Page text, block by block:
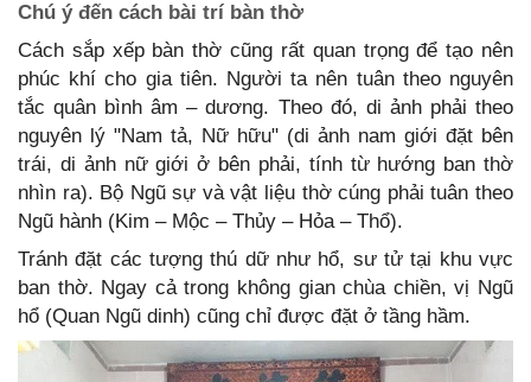
Chú ý đến cách bài trí bàn thờ
Cách sắp xếp bàn thờ cũng rất quan trọng để tạo nên
phúc khí cho gia tiên. Người ta nên tuân theo nguyên
tắc quân bình âm – dương. Theo đó, di ảnh phải theo
nguyên lý "Nam tả, Nữ hữu" (di ảnh nam giới đặt bên
trái, di ảnh nữ giới ở bên phải, tính từ hướng ban thờ
nhìn ra). Bộ Ngũ sự và vật liệu thờ cúng phải tuân theo
Ngũ hành (Kim – Mộc – Thủy – Hỏa – Thổ).
Tránh đặt các tượng thú dữ như hổ, sư tử tại khu vực
ban thờ. Ngay cả trong không gian chùa chiền, vị Ngũ
hổ (Quan Ngũ dinh) cũng chỉ được đặt ở tầng hầm.